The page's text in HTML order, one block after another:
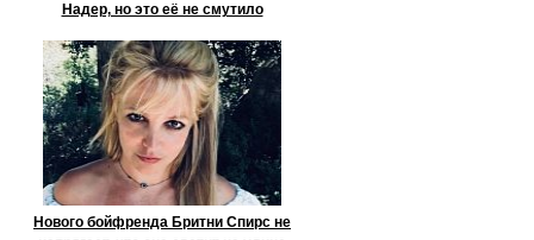
Надер, но это её не смутило
Нового бойфренда Бритни Спирс не